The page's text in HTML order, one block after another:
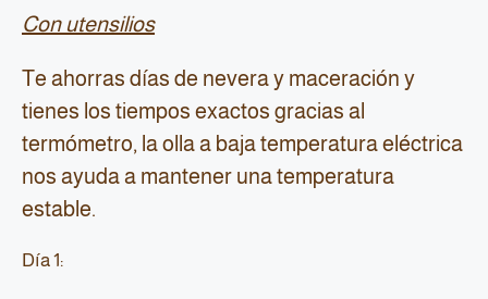
Con utensilios
Te ahorras días de nevera y maceración y
tienes los tiempos exactos gracias al
termómetro, la olla a baja temperatura eléctrica
nos ayuda a mantener una temperatura
estable.
Día 1: